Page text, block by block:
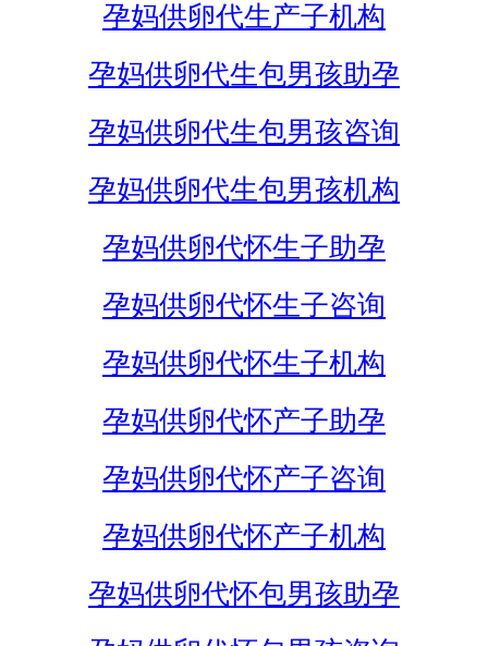
孕妈供卵代生产子机构
孕妈供卵代生包男孩助孕
孕妈供卵代生包男孩咨询
孕妈供卵代生包男孩机构
孕妈供卵代怀生子助孕
孕妈供卵代怀生子咨询
孕妈供卵代怀生子机构
孕妈供卵代怀产子助孕
孕妈供卵代怀产子咨询
孕妈供卵代怀产子机构
孕妈供卵代怀包男孩助孕